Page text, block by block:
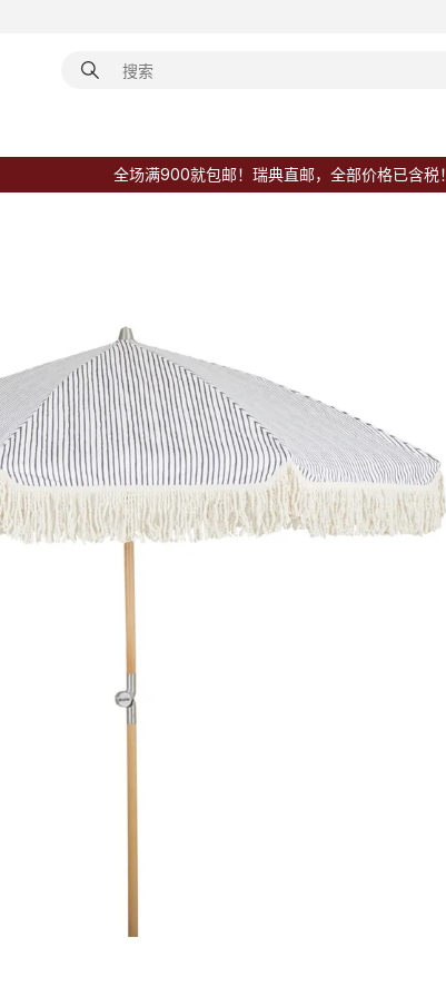
全场满900就包邮！瑞典直邮，全部价格已含税！